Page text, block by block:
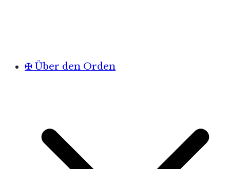
✠ Über den Orden